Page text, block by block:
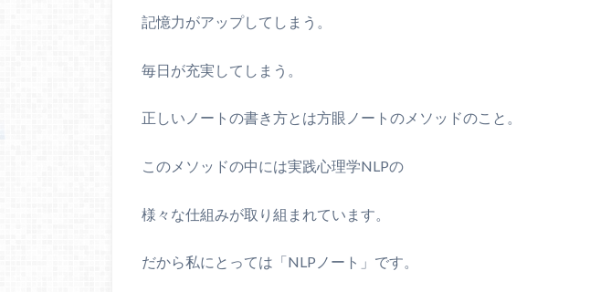
記憶力がアップしてしまう。
毎日が充実してしまう。
正しいノートの書き方とは方眼ノートのメソッドのこと。
このメソッドの中には実践心理学NLPの
様々な仕組みが取り組まれています。
だから私にとっては「NLP ノート」です。